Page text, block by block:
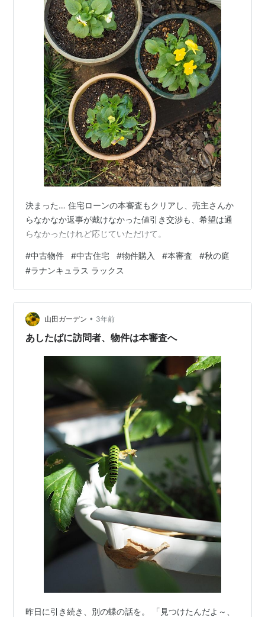
決まった… 住宅ローンの本審査もクリアし、売主さんか
らなかなか返事が戴けなかった値引き交渉も、希望は通
らなかったけれど応じていただけて。
#中古物件 #中古住宅 #物件購入 #本審査 #秋の庭
#ラナンキュラス ラックス
山田ガーデン • 3年前
あしたばに訪問者、物件は本審査へ
昨日に引き続き、別の蝶の話を。 「見つけたんだよ～、